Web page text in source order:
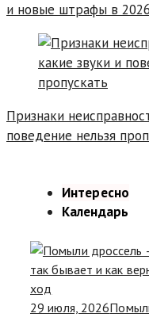
и новые штрафы в
Признаки
поведение нельзя
Интересно
Календарь
29 июля, 2026